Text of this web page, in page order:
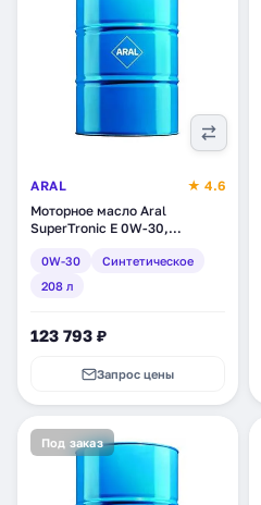
ARAL
★ 4.6
Моторное масло Aral
SuperTronic E 0W-30,
0W-30
Синтетическое
208 л
123 793 ₽
Запрос цены
Под заказ